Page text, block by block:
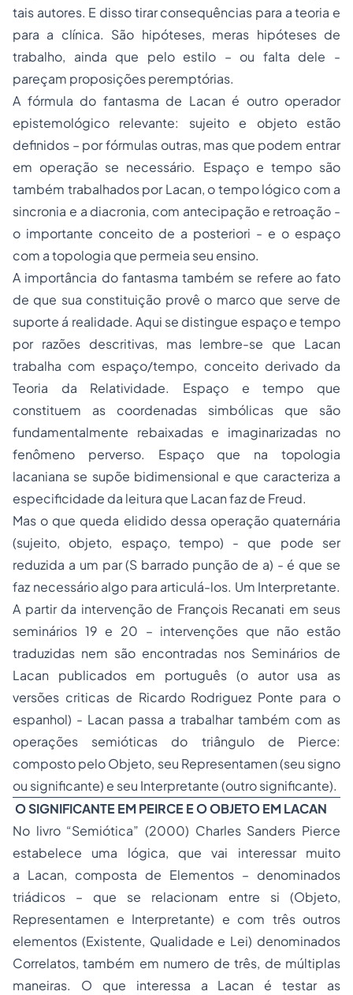
tais autores. E disso tirar consequências para a teoria e
para a clínica. São hipóteses, meras hipóteses de
trabalho, ainda que pelo estilo – ou falta dele -
pareçam proposições peremptórias.
A fórmula do fantasma de Lacan é outro operador
epistemológico relevante: sujeito e objeto estão
definidos – por fórmulas outras, mas que podem entrar
em operação se necessário. Espaço e tempo são
também trabalhados por Lacan, o tempo lógico com a
sincronia e a diacronia, com antecipação e retroação -
o importante conceito de a posteriori - e o espaço
com a topologia que permeia seu ensino.
A importância do fantasma também se refere ao fato
de que sua constituição provê o marco que serve de
suporte á realidade. Aqui se distingue espaço e tempo
por razões descritivas, mas lembre-se que Lacan
trabalha com espaço/tempo, conceito derivado da
Teoria da Relatividade. Espaço e tempo que
constituem as coordenadas simbólicas que são
fundamentalmente rebaixadas e imaginarizadas no
fenômeno perverso. Espaço que na topologia
lacaniana se supõe bidimensional e que caracteriza a
especificidade da leitura que Lacan faz de Freud.
Mas o que queda elidido dessa operação quaternária
(sujeito, objeto, espaço, tempo) - que pode ser
reduzida a um par (S barrado punção de a) - é que se
faz necessário algo para articulá-los. Um Interpretante.
A partir da intervenção de François Recanati em seus
seminários 19 e 20 – intervenções que não estão
traduzidas nem são encontradas nos Seminários de
Lacan publicados em português (o autor usa as
versões criticas de Ricardo Rodriguez Ponte para o
espanhol) - Lacan passa a trabalhar também com as
operações semióticas do triângulo de Pierce:
composto pelo Objeto, seu Representamen (seu signo
ou significante) e seu Interpretante (outro significante).
O SIGNIFICANTE EM PEIRCE E O OBJETO EM LACAN
No livro “Semiótica” (2000) Charles Sanders Pierce
estabelece uma lógica, que vai interessar muito
a Lacan, composta de Elementos – denominados
triádicos – que se relacionam entre si (Objeto,
Representamen e Interpretante) e com três outros
elementos (Existente, Qualidade e Lei) denominados
Correlatos, também em numero de três, de múltiplas
maneiras. O que interessa a Lacan é testar as